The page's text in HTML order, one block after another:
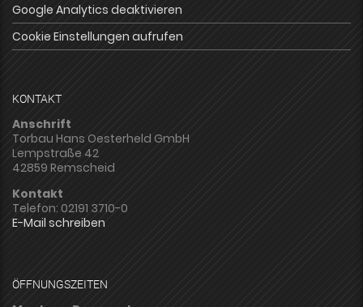
Google Analytics deaktivieren
Cookie Einstellungen aufrufen
KONTAKT
Anschrift
Torbau Hans Oesterheld GmbH
Lempstraße 42
42859 Remscheid
Kontakt
Telefon: 02191 3710-0
E-Mail schreiben
ÖFFNUNGSZEITEN